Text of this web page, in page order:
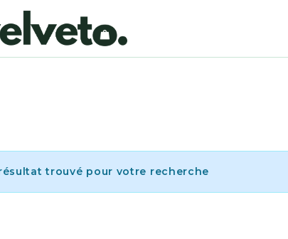
trouvé pour votre recherche